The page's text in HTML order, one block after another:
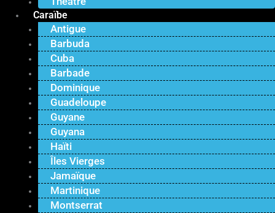
Caraïbe
Antigue
Barbuda
Cuba
Barbade
Dominique
Guadeloupe
Guyane
Guyana
Haïti
Îles Vierges
Jamaïque
Martinique
Montserrat